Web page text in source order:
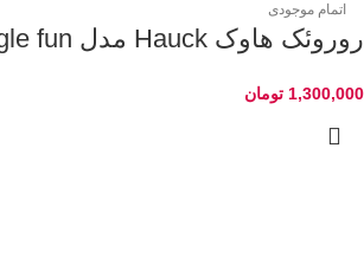
اتمام موجودی
روروئک هاوک Hauck مدل Jungle fun
1,300,000 تومان